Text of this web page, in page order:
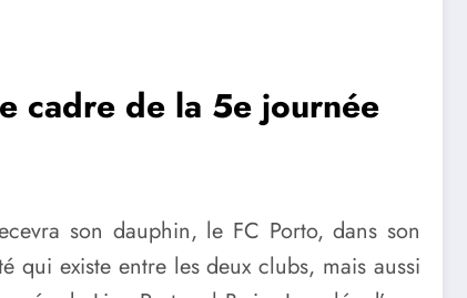
cadre de la 5e journée
son dauphin, le FC Porto, dans son
qui existe entre les deux clubs, mais aussi